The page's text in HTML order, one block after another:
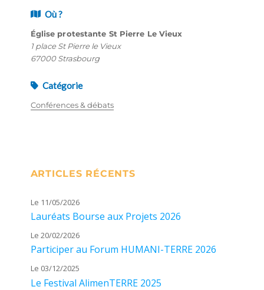
Où ?
Église protestante St Pierre Le Vieux
1 place St Pierre le Vieux
67000 Strasbourg
Catégorie
Conférences & débats
ARTICLES RÉCENTS
Le 11/05/2026
Lauréats Bourse aux Projets 2026
Le 20/02/2026
Participer au Forum HUMANI-TERRE 2026
Le 03/12/2025
Le Festival AlimenTERRE 2025